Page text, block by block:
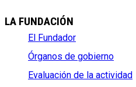
LA FUNDACIÓN
El Fundador
Órganos de gobierno
Evaluación de la actividad